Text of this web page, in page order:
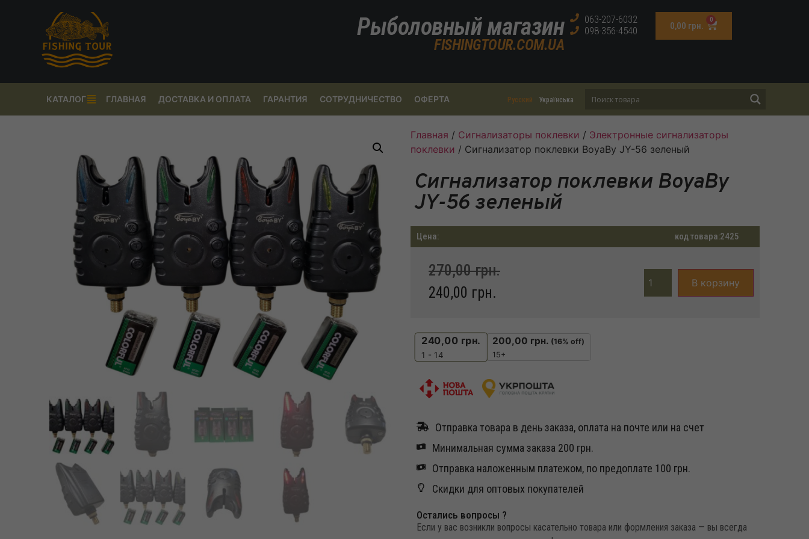
Рыболовный магазин
FISHINGTOUR.COM.UA
063-207-6032
098-356-4540
0,00 грн.
0
Русский Українська
КАТАЛОГ ГЛАВНАЯ ДОСТАВКА И ОПЛАТА ГАРАНТИЯ СОТРУДНИЧЕСТВО ОФЕРТА
Главная / Сигнализаторы поклевки / Электронные сигнализаторы
поклевки / Сигнализатор поклевки BoyaBy JY-56 зеленый
Сигнализатор поклевки BoyaBy
JY-56 зеленый
Цена: код товара:2425
270,00грн.
240,00 грн.
В корзину
240,00 грн.
1 - 14
200,00 грн. (16% off)
15+
Отправка товара в день заказа, оплата на почте или на счет
Минимальная сумма заказа 200 грн.
Отправка наложенным платежом, по предоплате 100 грн.
Скидки для оптовых покупателей
Остались вопросы ?
Если у вас возникли вопросы касательно товара или формления заказа — вы всегда